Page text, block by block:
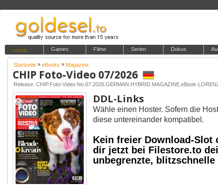
Home Games Filme Serien Dokus
Startseite » eBooks » Magazine
CHIP Foto-Video 07/2026
Release: CHIP.Foto-Video.No.07.2026.GERMAN.HYBRID.MAGAZINE.eBook-
DDL-Links
Wähle einen Hoster. Sofern die
diese untereinander kompatibel.
Kein freier Download-Slot
dir jetzt bei Filestore.to
unbegrenzte,